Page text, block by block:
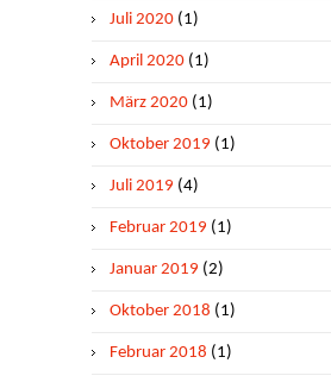
Juli 2020 (1)
April 2020 (1)
März 2020 (1)
Oktober 2019 (1)
Juli 2019 (4)
Februar 2019 (1)
Januar 2019 (2)
Oktober 2018 (1)
Februar 2018 (1)